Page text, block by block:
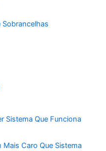
Sobrancelhas
Sistema Que Funciona
Mais Caro Que Sistema